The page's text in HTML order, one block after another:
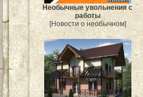
Необычные увольнения с
работы
[Новости о необычном]